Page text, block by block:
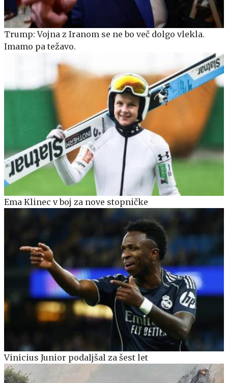
Trump: Vojna z Iranom se ne bo več dolgo vlekla.
Imamo pa težavo.
Ema Klinec v boj za nove stopničke
Vinicius Junior podaljšal za šest let